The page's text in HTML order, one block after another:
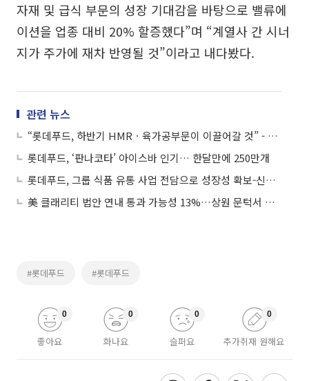
자재 및 급식 부문의 성장 기대감을 바탕으로 밸류에
이션을 업종 대비 20% 할증했다”며 “계열사 간 시너
지가 주가에 재차 반영될 것”이라고 내다봤다.
관련 뉴스
“롯데푸드, 하반기 HMRㆍ육가공부문이 이끌어갈 것” - 이베스트투자증권
롯데푸드, ‘판나코타’ 아이스바 인기… 한달만에 250만개
롯데푸드, 그룹 식품 유통 사업 전담으로 성장성 확보-신영증권
美 클래리티 법안 연내 통과 가능성 13%…상원 문턱서 제동
#롯데푸드 #롯데푸드
좋아요
0
화나요
0
슬퍼요
0
추가취재 원해요
0